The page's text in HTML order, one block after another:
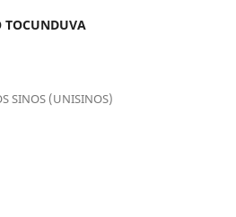
TOCUNDUVA
SINOS (UNISINOS)